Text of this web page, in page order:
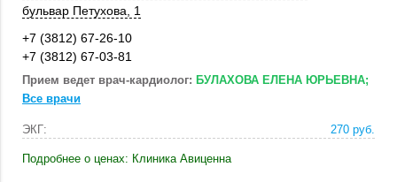
бульвар Петухова, 1
+7 (3812) 67-26-10
+7 (3812) 67-03-81
Прием ведет врач-кардиолог: БУЛАХОВА ЕЛЕНА ЮРЬЕВНА;
Все врачи
ЭКГ: 270 руб.
Подробнее о ценах: Клиника Авиценна